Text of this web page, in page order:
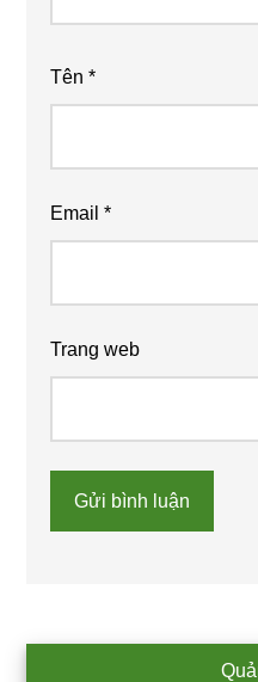
Tên*
Email*
Trang web